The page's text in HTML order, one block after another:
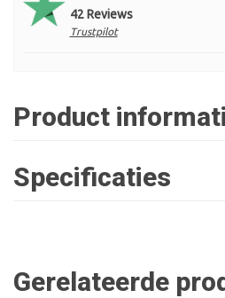
42 Reviews
Trustpilot
Product
Specificaties
Gerelateerde